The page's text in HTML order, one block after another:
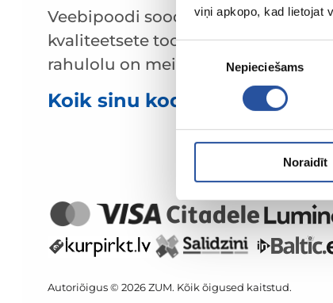
viņi apkopo, kad lietojat
Piekrišanas
Nepieciešams
Noraidīt
Veebipoodi soodsate hindade ja
kvaliteetsete toodetega, kus kliendi
rahulolu on meie peamine väärtus.
Koik sinu kodu ja aia jaoks!
Autoriõigus © 2026 ZUM. Kõik õigused kaitstud.